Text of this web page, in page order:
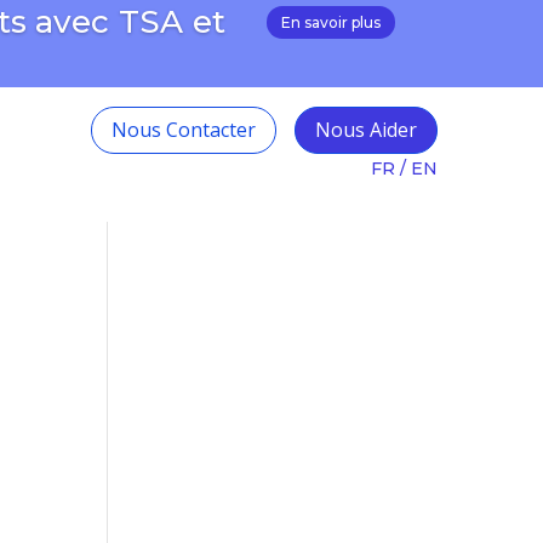
avec TSA et En savoir plus
Nous Contacter Nous Aider
FR / EN